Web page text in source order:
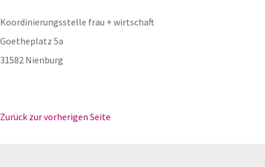
Koordinierungsstelle frau + wirtschaft
Goetheplatz 5a
31582 Nienburg
Zurück zur vorherigen Seite